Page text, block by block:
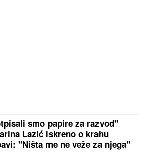
smo papire za razvod"
Lazić iskreno o krahu
"Ništa me ne veže za njega"